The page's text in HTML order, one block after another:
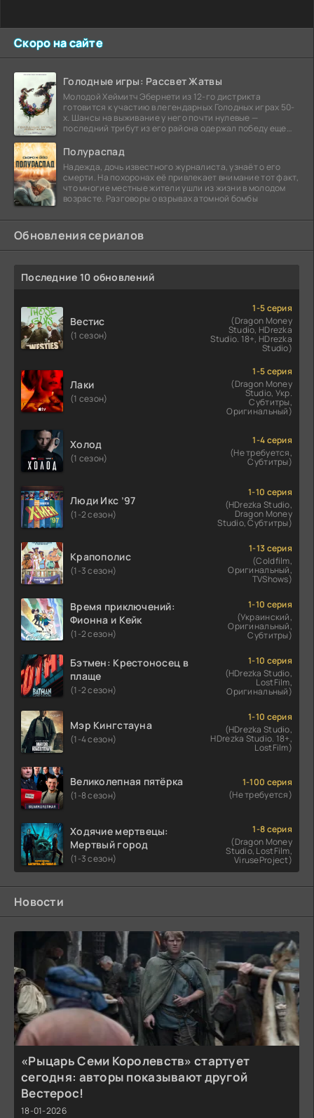
Скоро на сайте
Голодные игры: Рассвет Жатвы
Молодой Хеймитч Эбернети из 12-го дистрикта
готовится к участию в легендарных Голодных играх 50-
х. Шансы на выживание у него почти нулевые —
последний трибут из его района одержал победу еще
Полураспад
Надежда, дочь известного журналиста, узнаёт о его
смерти. На похоронах её привлекает внимание тот факт,
что многие местные жители ушли из жизни в молодом
возрасте. Разговоры о взрывах атомной бомбы
Обновления сериалов
Последние 10 обновлений
Вестис
(1 сезон)
1-5 серия
(Dragon Money
Studio, HDrezka
Studio. 18+, HDrezka
Studio)
Лаки
(1 сезон)
1-5 серия
(Dragon Money
Studio, Укр.
Субтитры,
Оригинальный)
Холод
(1 сезон)
1-4 серия
(Не требуется,
Субтитры)
Люди Икс ’97
(1-2 сезон)
1-10 серия
(HDrezka Studio,
Dragon Money
Studio, Субтитры)
Крапополис
(1-3 сезон)
1-13 серия
(Coldfilm,
Оригинальный,
TVShows)
Время приключений:
Фионна и Кейк
(1-2 сезон)
1-10 серия
(Украинский,
Оригинальный,
Субтитры)
Бэтмен: Крестоносец в
плаще
(1-2 сезон)
1-10 серия
(HDrezka Studio,
LostFilm,
Оригинальный)
Мэр Кингстауна
(1-4 сезон)
1-10 серия
(HDrezka Studio,
HDrezka Studio. 18+,
LostFilm)
Великолепная пятёрка
(1-8 сезон)
1-100 серия
(Не требуется)
Ходячие мертвецы:
Мертвый город
(1-3 сезон)
1-8 серия
(Dragon Money
Studio, LostFilm,
ViruseProject)
Новости
«Рыцарь Семи Королевств» стартует
сегодня: авторы показывают другой
Вестерос!
18-01-2026